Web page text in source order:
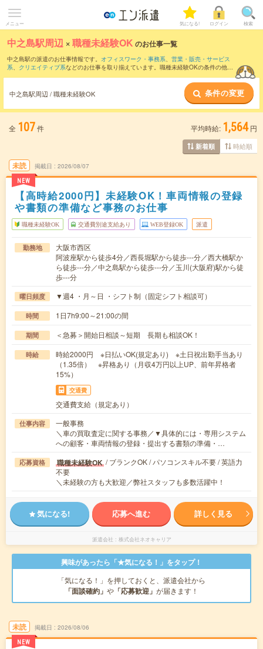
メニュー 気になる! ログイン 検索
中之島駅周辺 ×職種未経験OK のお仕事一覧
中之島駅の派遣のお仕事情報です。 オフィスワーク・事務系、 営業・販売・サービス
系、 クリエイティブ系などのお仕事を取り揃えています。職種未経験OKの条件の他
中之島駅周辺 / 職種未経験OK 条件の変更
全 107件 平均時給: 1,564 円
新着順 時給順
未読
NEW
掲載日 2026/08/07
【高時給2000円】未経験OK！車両情報の登録
や書類の準備など事務のお仕事
職種未経験OK 交通費別途支給あり WEB登録OK 派遣
勤務地
大阪市西区
阿波座駅から徒歩4分／西長堀駅から徒歩---分／西大橋駅か
ら徒歩---分／中之島駅から徒歩---分／玉川(大阪府)駅から徒
歩---分
曜日頻度 ▼週4 ・月～日 ・シフト制（固定シフト相談可）
時間 1日7h9:00～21:00の間
期間 ＜急募＞開始日相談～短期 長期も相談OK！
時給
時給2000円 ※日払いOK(規定あり) ※土日祝出勤手当あり
（1.35倍） ※昇格あり（月収4万円以上UP、前年昇格者
15%）
交通費
交通費支給（規定あり）
仕事内容
一般事務
＼車の買取査定に関する事務／▼具体的には・専用システム
への顧客・車両情報の登録・提出する書類の準備・…
応募資格 職種未経験OK / ブランクOK / パソコンスキル不要 / 英語力
不要
＼未経験の方も大歓迎／弊社スタッフも多数活躍中！
気になる! 応募へ進む 詳しく見る
派遣会社 株式会社ネオキャリア
興味があったら「★気になる！」をタップ！
「気になる！」を押しておくと、派遣会社から
「面談確約」 や 「応募歓迎」 が届きます！
未読
NEW
掲載日 2026/08/06